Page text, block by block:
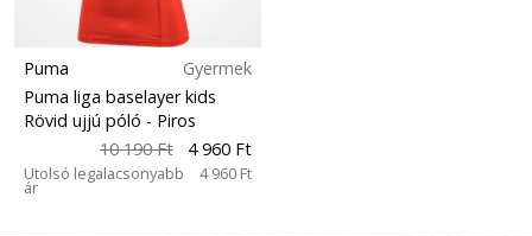
Puma
Gyermek
Puma liga baselayer kids
Rövid ujjú póló - Piros
10 190 Ft
4 960 Ft
Utolsó legalacsonyabb
ár
4 960 Ft